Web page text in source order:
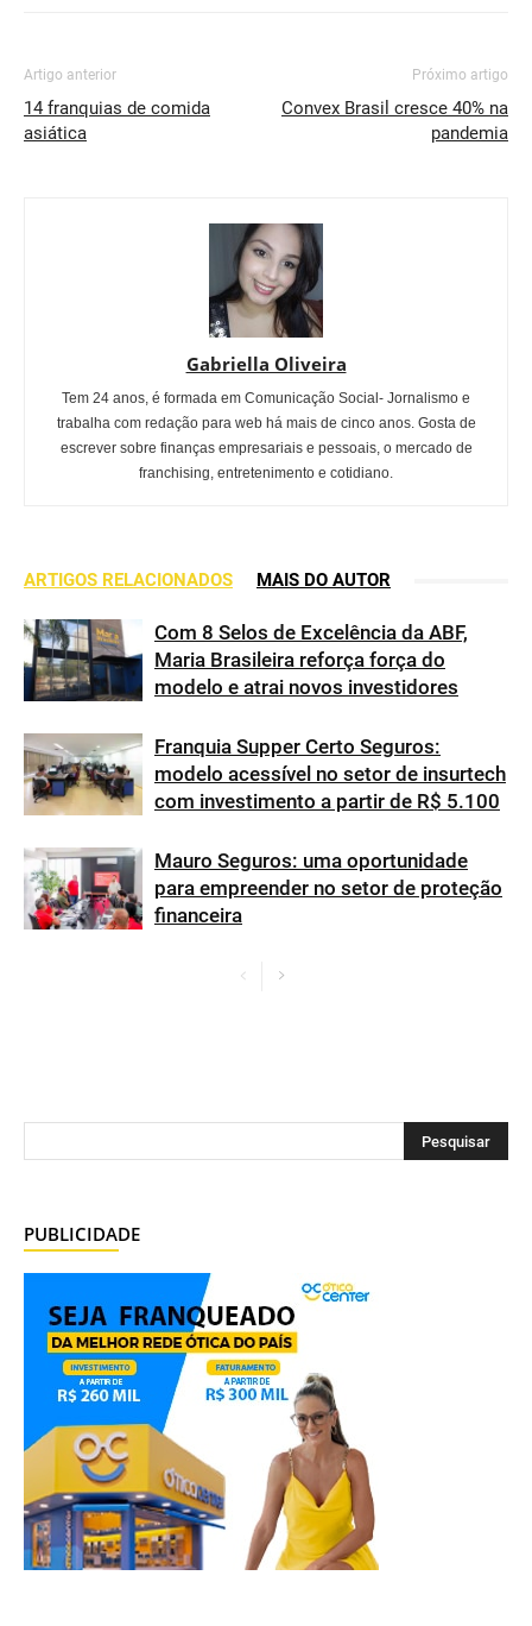
Artigo anterior
14 franquias de comida
asiática
Próximo artigo
Convex Brasil cresce 40% na
pandemia
Gabriella Oliveira
Tem 24 anos, é formada em Comunicação Social- Jornalismo e
trabalha com redação para web há mais de cinco anos. Gosta de
escrever sobre finanças empresariais e pessoais, o mercado de
franchising, entretenimento e cotidiano.
ARTIGOS RELACIONADOS MAIS DO AUTOR
Com 8 Selos de Excelência da ABF,
Maria Brasileira reforça força do
modelo e atrai novos investidores
Franquia Supper Certo Seguros:
modelo acessível no setor de insurtech
com investimento a partir de R$ 5.100
Mauro Seguros: uma oportunidade
para empreender no setor de proteção
financeira
PUBLICIDADE